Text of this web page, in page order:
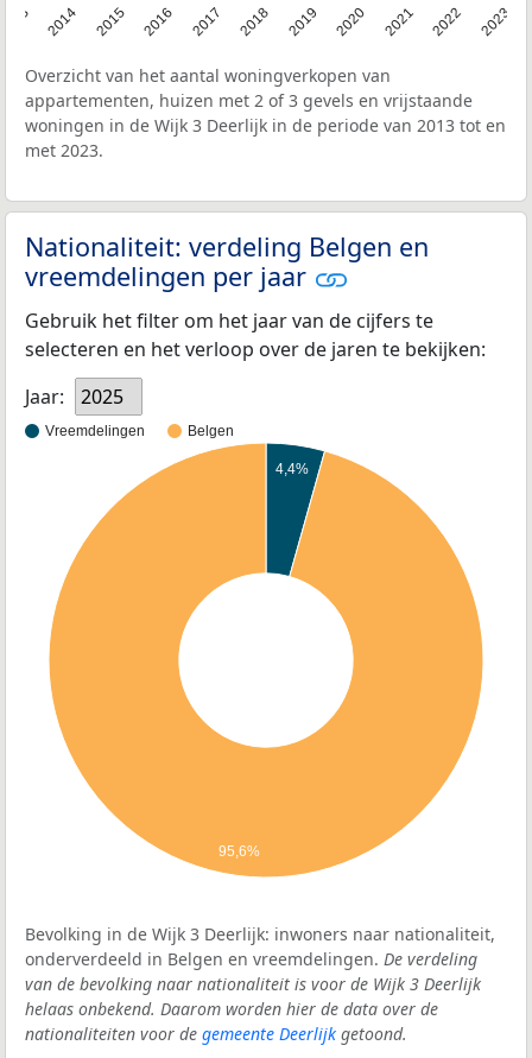
2014 2015 2016 2017 2018 2019 2020 2021 2022 2023
Overzicht van het aantal woningverkopen van
appartementen, huizen met 2 of 3 gevels en vrijstaande
woningen in de Wijk 3 Deerlijk in de periode van 2013 tot en
met 2023.
Nationaliteit: verdeling Belgen en
vreemdelingen per jaar
Gebruik het filter om het jaar van de cijfers te
selecteren en het verloop over de jaren te bekijken:
Jaar:
2025
Vreemdelingen Belgen
4,4%
95,6%
Bevolking in de Wijk 3 Deerlijk: inwoners naar nationaliteit,
onderverdeeld in Belgen en vreemdelingen. De verdeling
van de bevolking naar nationaliteit is voor de Wijk 3 Deerlijk
helaas onbekend. Daarom worden hier de data over de
nationaliteiten voor de gemeente Deerlijk getoond.